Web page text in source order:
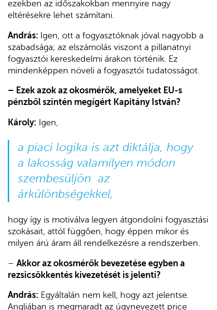
ezekben az időszakokban mennyire nagy
eltérésekre lehet számítani.
András: Igen, ott a fogyasztóknak jóval nagyobb a
szabadsága; az elszámolás viszont a pillanatnyi
fogyasztói kereskedelmi árakon történik. Ez
mindenképpen növeli a fogyasztói tudatosságot.
– Ezek azok az okosmérők, amelyeket EU-s
pénzből szintén megígért Kapitány István?
Károly: Igen,
a piaci logika is azt diktálja, hogy
a lakosság valamilyen módon
szembesüljön az
árkülönbségekkel,
hogy így is motiválva legyen átgondolni fogyasztási
szokásait, attól függően, hogy éppen mikor és
milyen árú áram áll rendelkezésre a rendszerben.
– Akkor az okosmérők bevezetése egyben a
rezsicsökkentés kivezetését is jelenti?
András: Egyáltalán nem kell, hogy azt jelentse.
Angliában is megmaradt az úgynevezett price